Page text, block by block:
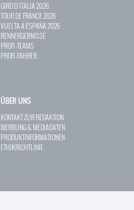
GIRO D`ITALIA 2026
TOUR DE FRANCE 2026
VUELTA A ESPAÑA 2026
RENNERGEBNISSE
PROFI-TEAMS
PROFI-FAHRER
ÜBER UNS
KONTAKT ZUR REDAKTION
WERBUNG & MEDIADATEN
PRODUKTINFORMATIONEN
ETHIKRICHTLINIE